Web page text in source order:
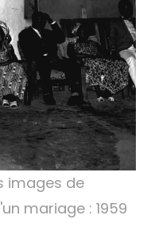
images de
mariage : 1959